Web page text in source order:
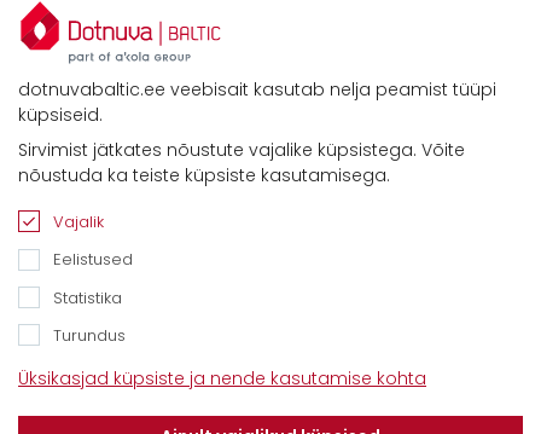
Kontaktid
Savimäe 7, Vahi 60534, Tartu vald
Tel. 6612800
E-mail:
Klientidele
Meist
Teenindus
dotnuvabaltic.ee veebisait kasutab nelja peamist tüüpi
küpsiseid.
Sirvimist jätkates nõustute vajalike küpsistega. Võite
nõustuda ka teiste küpsiste kasutamisega.
Vajalik
Eelistused
Statistika
Turundus
Üksikasjad küpsiste ja nende kasutamise kohta